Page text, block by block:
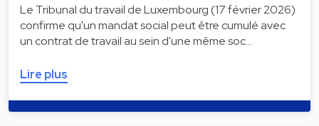
Le Tribunal du travail de Luxembourg (17 février 2026)
confirme qu'un mandat social peut être cumulé avec
un contrat de travail au sein d'une même soc…
Lire plus